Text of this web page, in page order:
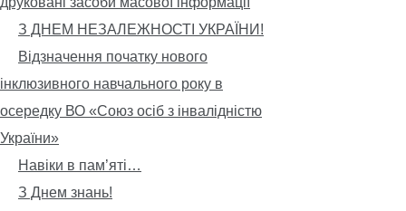
З ДНЕМ НЕЗАЛЕЖНОСТІ УКРАЇНИ!
Відзначення початку нового
інклюзивного навчального року в
осередку ВО «Союз осіб з інвалідністю
України»
Навіки в пам’яті…
З Днем знань!